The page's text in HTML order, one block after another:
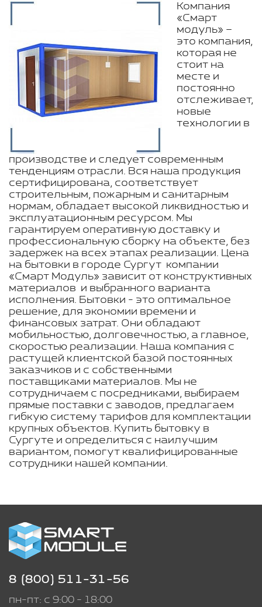
Компания
«Смарт
модуль» –
это компания,
которая не
стоит на
месте и
постоянно
отслеживает,
новые
технологии в
производстве и следует современным
тенденциям отрасли. Вся наша продукция
сертифицирована, соответствует
строительным, пожарным и санитарным
нормам, обладает высокой ликвидностью и
эксплуатационным ресурсом. Мы
гарантируем оперативную доставку и
профессиональную сборку на объекте, без
задержек на всех этапах реализации. Цена
на бытовки в городе Сургут компании
«Смарт Модуль» зависит от конструктивных
материалов и выбранного варианта
исполнения. Бытовки - это оптимальное
решение, для экономии времени и
финансовых затрат. Они обладают
мобильностью, долговечностью, а главное,
скоростью реализации. Наша компания с
растущей клиентской базой постоянных
заказчиков и с собственными
поставщиками материалов. Мы не
сотрудничаем с посредниками, выбираем
прямые поставки с заводов, предлагаем
гибкую систему тарифов для комплектации
крупных объектов. Купить бытовку в
Сургуте и определиться с наилучшим
вариантом, помогут квалифицированные
сотрудники нашей компании.
8 (800) 511-31-56
пн-пт: с 9:00 - 18:00